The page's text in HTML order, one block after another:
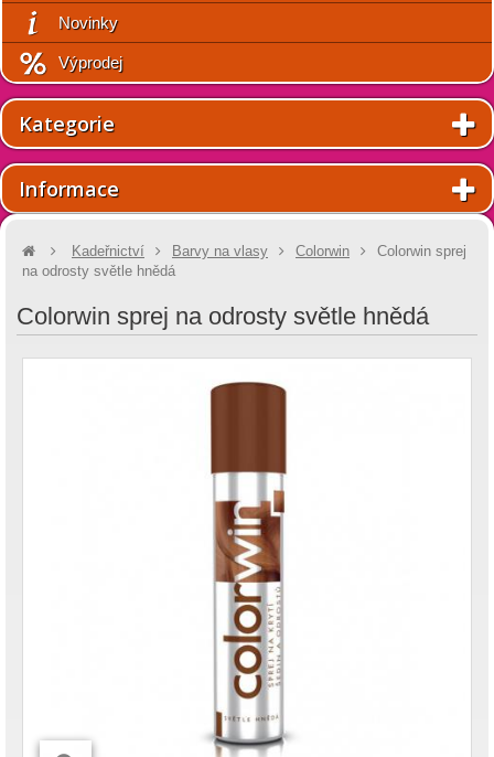
Novinky
Výprodej
Kategorie
Informace
Kadeřnictví Barvy na vlasy Colorwin
Colorwin sprej
na odrosty světle hnědá
Colorwin sprej na odrosty světle hnědá